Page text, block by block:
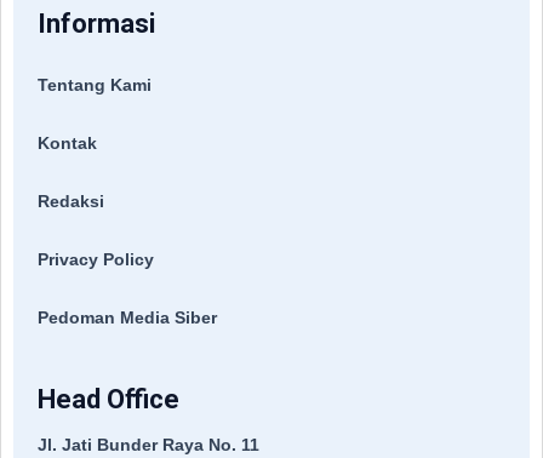
Informasi
Tentang Kami
Kontak
Redaksi
Privacy Policy
Pedoman Media Siber
Head Office
Jl. Jati Bunder Raya No. 11